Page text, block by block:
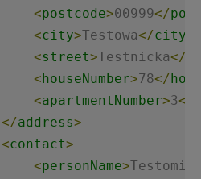
<postcode>00999</
<city>Testowa</city
<street>Testnicka</
<houseNumber>78</
<apartmentNumber>3</
</address>
<contact>
<personName>Testomir